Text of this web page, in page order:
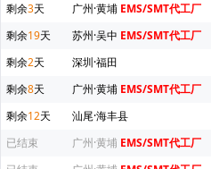
剩余3天 广州·黄埔 EMS/SMT代工厂
剩余19天 苏州·吴中 EMS/SMT代工厂
剩余2天 深圳·福田
剩余8天 广州·黄埔 EMS/SMT代工厂
剩余12天 汕尾·海丰县
已结束
广州·黄埔 EMS/SMT代工厂